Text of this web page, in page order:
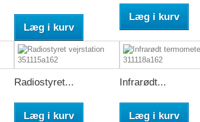
Læg i kurv
Læg i kurv
Radiostyret...
Læg i kurv
Infrarødt...
Læg i kurv